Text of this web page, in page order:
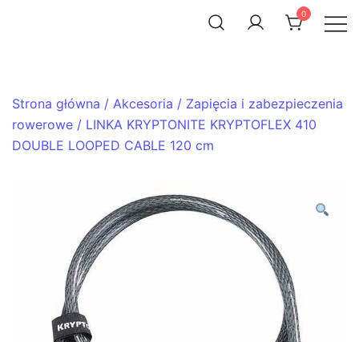
0
Strona główna / Akcesoria / Zapięcia i zabezpieczenia
rowerowe / LINKA KRYPTONITE KRYPTOFLEX 410
DOUBLE LOOPED CABLE 120 cm